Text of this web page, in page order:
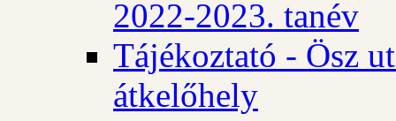
2022-2023. tanév
Tájékoztató - Ösz
átkelőhely